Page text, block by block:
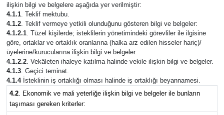
ilişkin bilgi ve belgelere aşağıda yer verilmiştir:
4.1.1. Teklif mektubu.
4.1.2. Teklif vermeye yetkili olunduğunu gösteren bilgi ve belgeler:
4.1.2.1. Tüzel kişilerde; isteklilerin yönetimindeki görevliler ile ilgisine
göre, ortaklar ve ortaklık oranlarına (halka arz edilen hisseler hariç)/
üyelerine/kurucularına ilişkin bilgi ve belgeler.
4.1.2.2. Vekâleten ihaleye katılma halinde vekile ilişkin bilgi ve belgeler.
4.1.3. Geçici teminat.
4.1.4 İsteklinin iş ortaklığı olması halinde iş ortaklığı beyannamesi.
4.2. Ekonomik ve mali yeterliğe ilişkin bilgi ve belgeler ile bunların
taşıması gereken kriterler: